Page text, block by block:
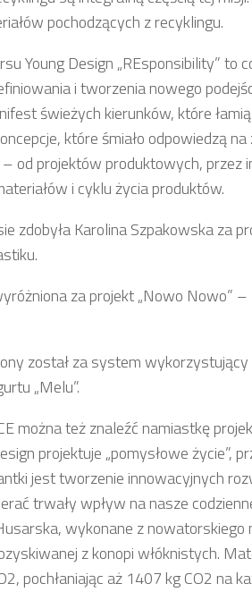
pochodzących z recyklingu.
Young Design „REsponsibility” to
i tworzenia nowego
świeżych kierunków, które
które śmiało odpowiedzą
od projektów produktowych, przez
i cyklu życia produktów.
zdobyła Karolina Szpakowska za
za projekt „Nowo Nowo”
został za system
„Melu”.
można też znaleźć namiastkę
projektuje „pomysłowe życie”,
jest tworzenie innowacyjnych
trwały wpływ na nasze
wykonane z nowatorskiego
z konopi włóknistych.
pochłaniając aż 1407 kg CO2 na